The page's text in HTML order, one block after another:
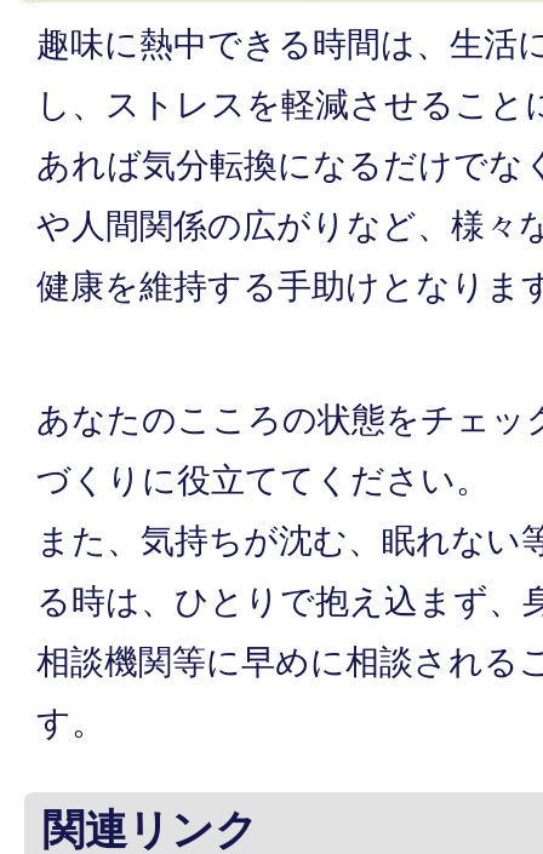
趣味に熱中できる時間は、生活
し、ストレスを軽減させること
あれば気分転換になるだけでな
や人間関係の広がりなど、様々
健康を維持する手助けとなりま
あなたのこころの状態をチェッ
づくりに役立ててください。
また、気持ちが沈む、眠れない
る時は、ひとりで抱え込まず、
相談機関等に早めに相談される
す。
関連リンク